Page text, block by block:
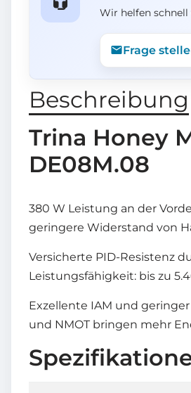
Wir helfen schnell
Frage
Beschreibung
Trina Honey
DE08M.08
380 W Leistung an der
geringere Widerstand von
Versicherte PID-Resistenz
Leistungsfähigkeit: bis zu
Exzellente IAM und
und NMOT bringen mehr